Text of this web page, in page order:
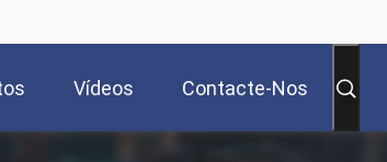
Vídeos Contacte-Nos